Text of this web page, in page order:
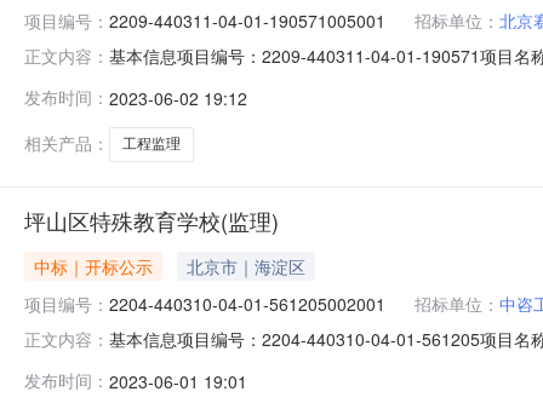
项目编号： 2209-440311-04-01-190571005001 招标单位： 北京
正文内容： 基本信息项目编号：2209-440311-04-01-190571项目名
监理建设单位：发布开始时间：2023-06-02发布截止时
发布时间： 2023-06-02 19:12
相关产品：
工程监理
坪山区特殊教育学校(监理)
中标｜开标公示
北京市｜海淀区
项目编号： 2204-440310-04-01-561205002001 招标单位： 中咨
正文内容： 基本信息项目编号：2204-440310-04-01-561205项目名
2023-06-06公示环节：资格审查环节公示内容：资审结
发布时间： 2023-06-01 19:01